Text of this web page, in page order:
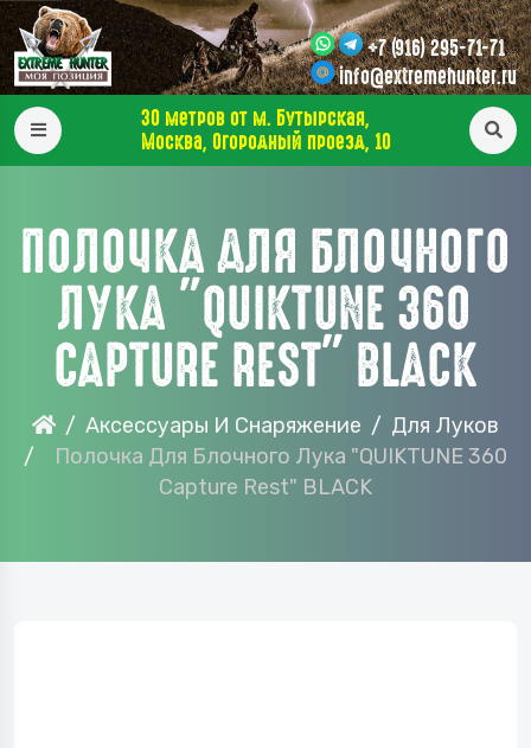
+7 (916) 295-71-71
info@extremehunter.ru
30 метров от м. Бутырская,
Москва, Огородный проезд, 10
ПОЛОЧКА ДЛЯ БЛОЧНОГО
ЛУКА "QUIKTUNE 360
CAPTURE REST" BLACK
Аксессуары И Снаряжение
Для Луков
Полочка Для Блочного Лука "QUIKTUNE 360
Capture Rest" BLACK